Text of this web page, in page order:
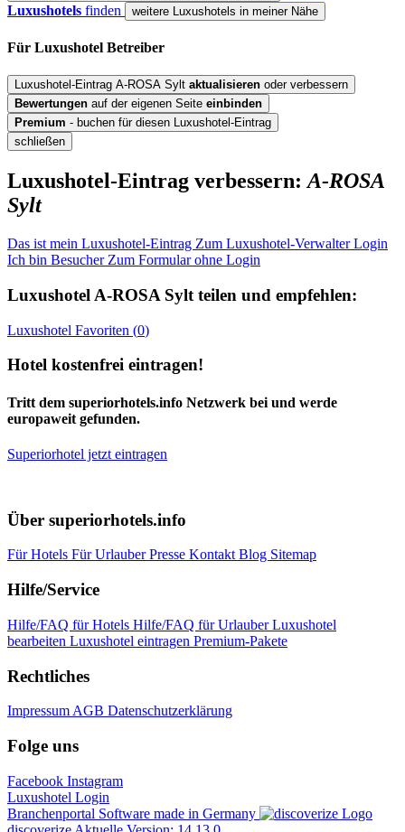
Luxushotels finden weitere Luxushotels in meiner Nähe
Für Luxushotel Betreiber
Luxushotel-Eintrag A-ROSA Sylt aktualisieren oder verbessern
Bewertungen auf der eigenen Seite einbinden
Premium - buchen für diesen Luxushotel-Eintrag
schließen
Luxushotel-Eintrag verbessern:A-ROSA
Sylt
Das ist mein Luxushotel-Eintrag Zum Luxushotel-Verwalter Login
Ich bin Besucher Zum Formular ohne Login
Luxushotel A-ROSA Sylt teilen und empfehlen:
Luxushotel Favoriten (0)
Hotel kostenfrei eintragen!
Tritt dem superiorhotels.info Netzwerk bei und werde
europaweit gefunden.
Superiorhotel jetzt eintragen
Über superiorhotels.info
Für Hotels Für UrlauberPresse KontaktBlog Sitemap
Hilfe/Service
Hilfe/FAQ für Hotels Hilfe/FAQ für UrlauberLuxushotel
bearbeiten Luxushotel eintragen Premium-Pakete
Rechtliches
Impressum AGB Datenschutzerklärung
Folge uns
Facebook Instagram
Luxushotel Login
Branchenportal Software made in Germany